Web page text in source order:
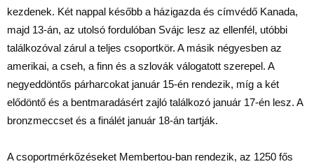
kezdenek. Két nappal később a házigazda és címvédő Kanada,
majd 13-án, az utolsó fordulóban Svájc lesz az ellenfél, utóbbi
találkozóval zárul a teljes csoportkör. A másik négyesben az
amerikai, a cseh, a finn és a szlovák válogatott szerepel. A
negyeddöntős párharcokat január 15-én rendezik, míg a két
elődöntő és a bentmaradásért zajló találkozó január 17-én lesz. A
bronzmeccset és a finálét január 18-án tartják.
A csoportmérkőzéseket Membertou-ban rendezik, az 1250 fős